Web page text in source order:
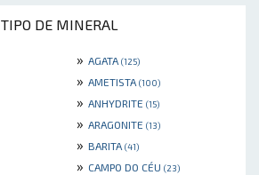
TIPO DE MINERAL
» AGATA (125)
» AMETISTA (100)
» ANHYDRITE (15)
» ARAGONITE (13)
» BARITA (41)
» CAMPO DO CÉU (23)